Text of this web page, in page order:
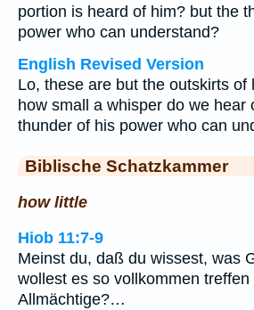
portion is heard of him? but the
power who can understand?
English Revised Version
Lo, these are but the outskirts of
how small a whisper do we hear
thunder of his power who can
Biblische Schatzkammer
how little
Hiob 11:7-9
Meinst du, daß du wissest, was
wollest es so vollkommen treffen
Allmächtige?…